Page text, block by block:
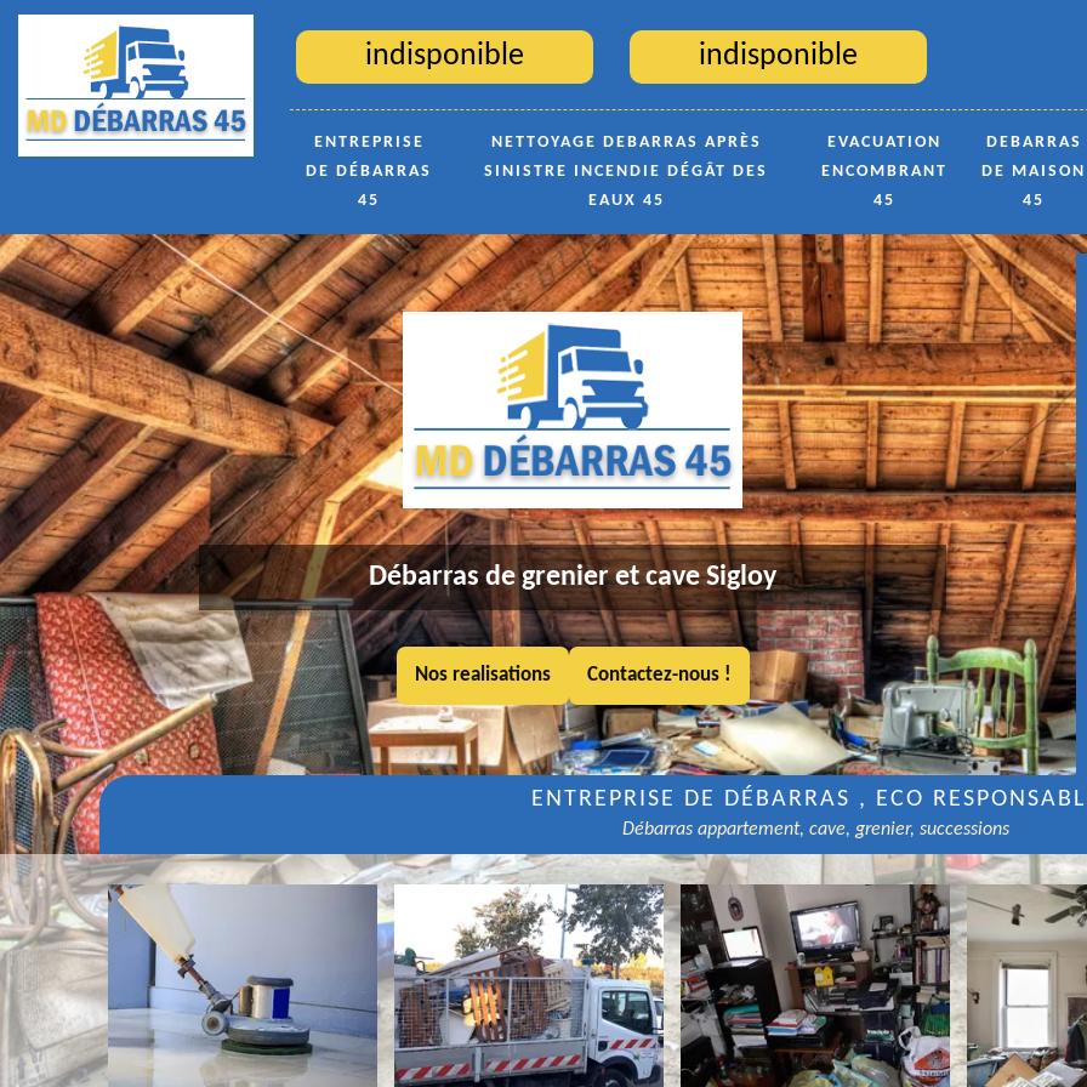
indisponible indisponible
ENTREPRISE
DE DÉBARRAS
45
NETTOYAGE DEBARRAS APRÈS
SINISTRE INCENDIE DÉGÂT DES
EAUX 45
EVACUATION
ENCOMBRANT
45
DEBARRAS
DE MAISON
45
Débarras de grenier et cave Sigloy
Nos realisations Contactez-nous !
ENTREPRISE DE DÉBARRAS , ECO
Débarras appartement, cave, grenier, successions